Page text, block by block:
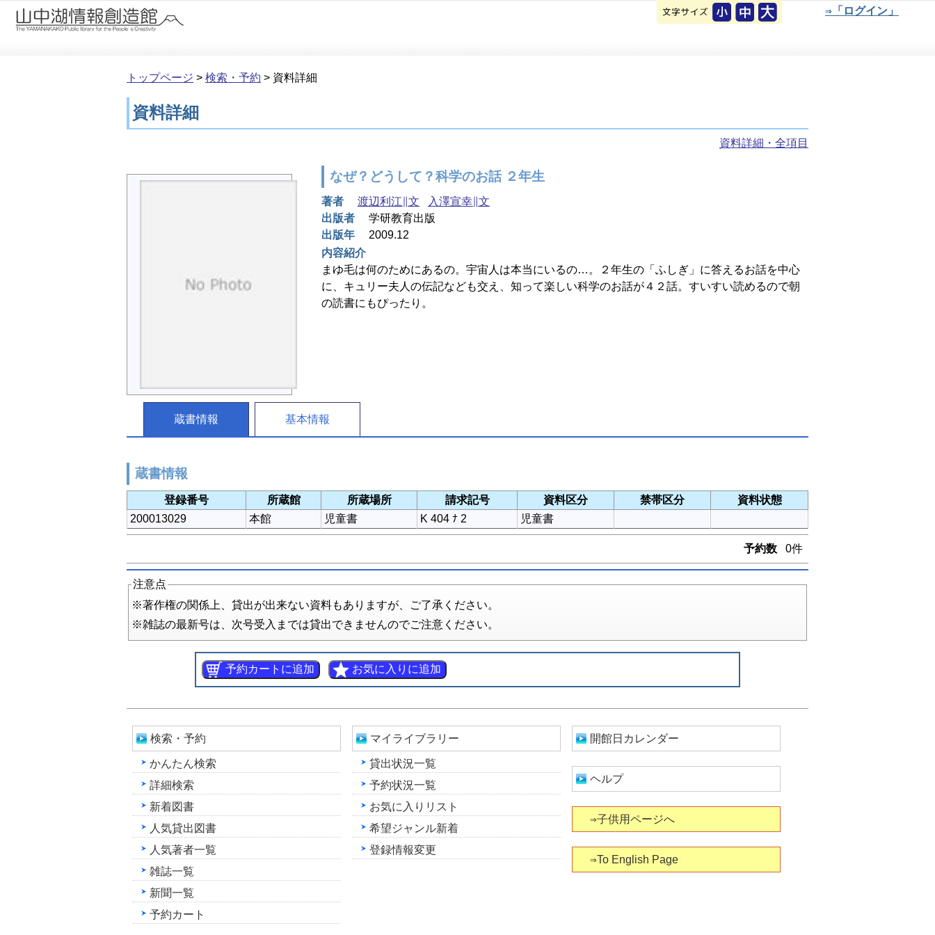
本文へ移動 ⇒「ログイン」
トップページ > 検索・予約 > 資料詳細
資料詳細
資料詳細・全項目
なぜ？どうして？科学のお話 ２年生
著者 渡辺利江∥文
入澤宣幸∥文
出版者
学研教育出版
出版年
2009.12
内容紹介
まゆ毛は何のためにあるの。宇宙人は本当にいるの…。２年生の「ふしぎ」に答えるお話を中心
に、キュリー夫人の伝記なども交え、知って楽しい科学のお話が４２話。すいすい読めるので朝
の読書にもぴったり。
蔵書情報 基本情報
蔵書情報
登録番号 所蔵館 所蔵場所 請求記号 資料区分 禁帯区分
資料状態
200013029
本館 児童書 K 404 ﾅ 2 児童書
予約数 0件
注意点
※著作権の関係上、貸出が出来ない資料もありますが、ご了承ください。
※雑誌の最新号は、次号受入までは貸出できませんのでご注意ください。
検索・予約
かんたん検索
詳細検索
新着図書
人気貸出図書
人気著者一覧
雑誌一覧
新聞一覧
予約カート
マイライブラリー
貸出状況一覧
予約状況一覧
お気に入りリスト
希望ジャンル新着
登録情報変更
開館日カレンダー
ヘルプ
⇒子供用ページへ
⇒To English Page